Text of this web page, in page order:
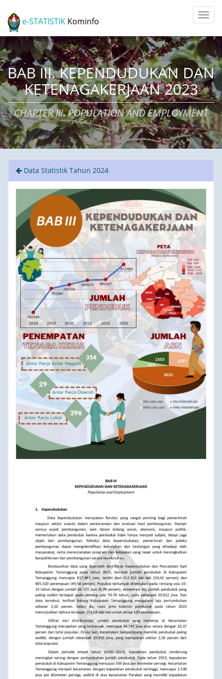
e-STATISTIK Kominfo
BAB III. KEPENDUDUKAN DAN
KETENAGAKERJAAN 2023
CHAPTER III. POPULATION AND EMPLOYMENT
Data Statistik Tahun 2024